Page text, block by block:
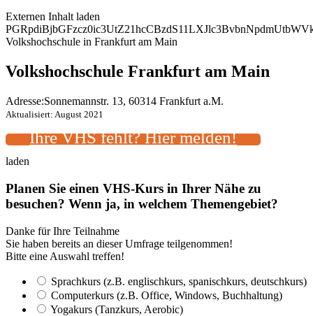
Externen Inhalt laden
Volkshochschule in Frankfurt am Main
Volkshochschule Frankfurt am Main
Adresse:Sonnemannstr. 13, 60314 Frankfurt a.M.
Aktualisiert: August 2021
Ihre VHS fehlt? Hier melden!
laden
Planen Sie einen VHS-Kurs in Ihrer Nähe zu
besuchen? Wenn ja, in welchem Themengebiet?
Danke für Ihre Teilnahme
Sie haben bereits an dieser Umfrage teilgenommen!
Bitte eine Auswahl treffen!
Sprachkurs (z.B. englischkurs, spanischkurs, deutschkurs)
Computerkurs (z.B. Office, Windows, Buchhaltung)
Yogakurs (Tanzkurs, Aerobic)